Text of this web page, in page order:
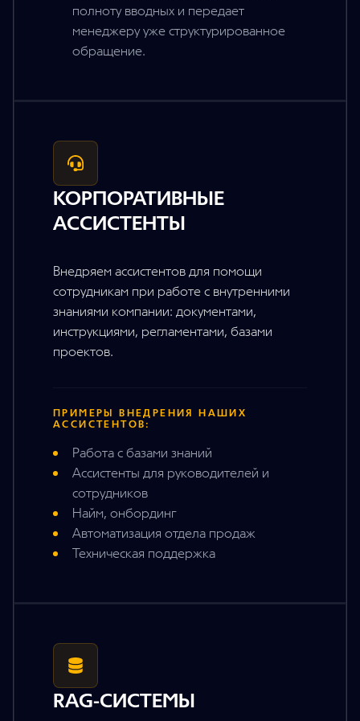
полноту вводных и передает
менеджеру уже структурированное
обращение.
КОРПОРАТИВНЫЕ
АССИСТЕНТЫ
Внедряем ассистентов для помощи
сотрудникам при работе с внутренними
знаниями компании: документами,
инструкциями, регламентами, базами
проектов.
ПРИМЕРЫ ВНЕДРЕНИЯ НАШИХ
АССИСТЕНТОВ:
Работа с базами знаний
Ассистенты для руководителей и
сотрудников
Найм, онбординг
Автоматизация отдела продаж
Техническая поддержка
RAG-СИСТЕМЫ